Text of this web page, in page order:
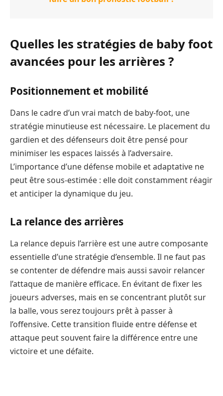
Quelles les stratégies de baby foot
avancées pour les arrières ?
Positionnement et mobilité
Dans le cadre d’un vrai match de baby-foot, une
stratégie minutieuse est nécessaire. Le placement du
gardien et des défenseurs doit être pensé pour
minimiser les espaces laissés à l’adversaire.
L’importance d’une défense mobile et adaptative ne
peut être sous-estimée : elle doit constamment réagir
et anticiper la dynamique du jeu.
La relance des arrières
La relance depuis l’arrière est une autre composante
essentielle d’une stratégie d’ensemble. Il ne faut pas
se contenter de défendre mais aussi savoir relancer
l’attaque de manière efficace. En évitant de fixer les
joueurs adverses, mais en se concentrant plutôt sur
la balle, vous serez toujours prêt à passer à
l’offensive. Cette transition fluide entre défense et
attaque peut souvent faire la différence entre une
victoire et une défaite.